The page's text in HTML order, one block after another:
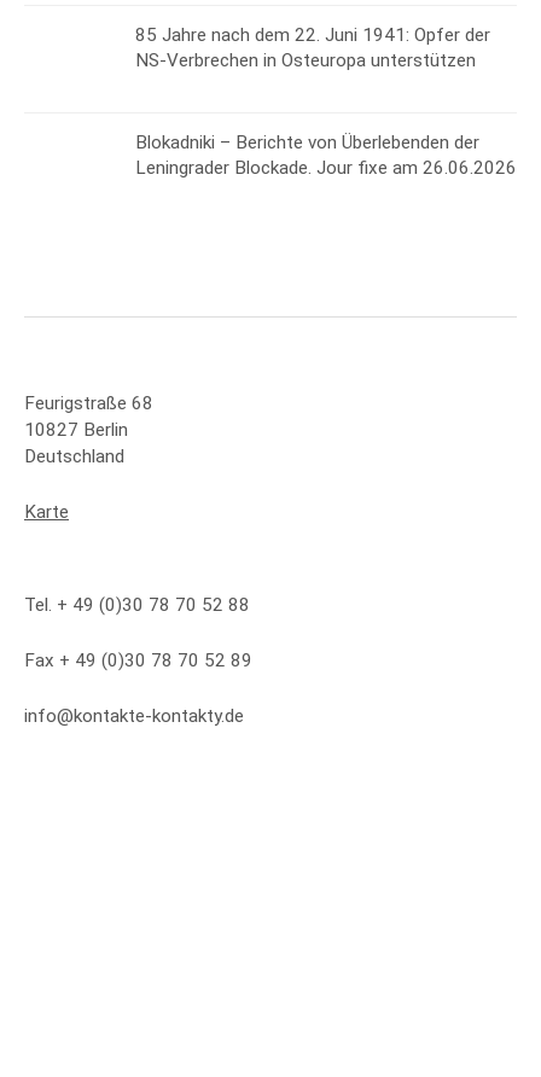
85 Jahre nach dem 22. Juni 1941: Opfer der
NS-Verbrechen in Osteuropa unterstützen
Blokadniki – Berichte von Überlebenden der
Leningrader Blockade. Jour fixe am 26.06.2026
Feurigstraße 68
10827 Berlin
Deutschland
Karte
Tel. + 49 (0)30 78 70 52 88
Fax + 49 (0)30 78 70 52 89
info@kontakte-kontakty.de